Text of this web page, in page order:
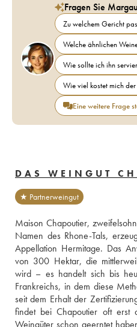
Fragen Sie
Zu welchem Gericht
Welche ähnlichen
Wie sollte ich ihn
Wie viel kostet mich
Eine weitere Frage
DAS WEINGUT
★ Partnerweingut
Maison Chapoutier,
Namen des Rhone-Tals,
Appellation Hermitage. Das
von 300 Hektar, die
wird – es handelt sich bis
Frankreichs, in dem diese
seit dem Erhalt der
findet bei Chapoutier oft erst
Weingüter schon geerntet